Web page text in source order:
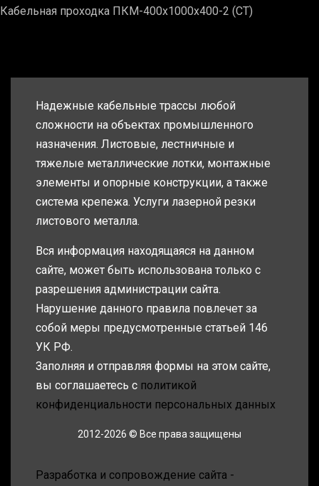
Кабельная проходка ПКМ-400х1000х400-2 (СТ)
Надежные кабельные трассы любой
сложности на объектах промышленного
назначения. Листовые, лестничные и
тяжелые металлические лотки, монтажные
элементы и опорные конструкции, а также
система крепежа. Услуги лазерной резки
листового металла.
Вся информация находящаяся на данном
сайте, может быть использована только с
разрешения администрации сайта.
Нарушение данного правила повлечет за
собой меры предусмотренные статьей 146
УК РФ.
Заполняя и отправляя формы на этом сайте,
вы соглашаетесь с политикой
конфиденциальности персональных данных
2012-2026 © Все права защищены
Разработка и сопровождение сайта -